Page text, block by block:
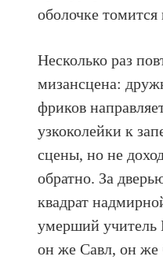
оболочке
Несколько раз
мизансцена:
фриков
узкоколейки к
сцены, но не
обратно. За
квадрат
умерший учитель
он же Савл, он же